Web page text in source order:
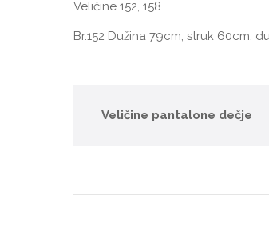
Veličine 152, 158
Br.152 Dužina 79cm, struk 60cm,
Veličine pantalone dečje